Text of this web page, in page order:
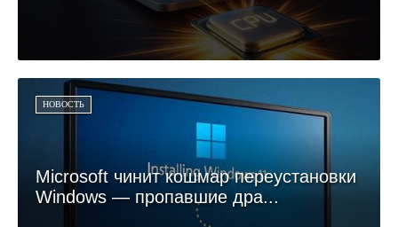
НОВОСТЬ
Microsoft чинит кошмар переустановки
Windows — пропавшие дра...